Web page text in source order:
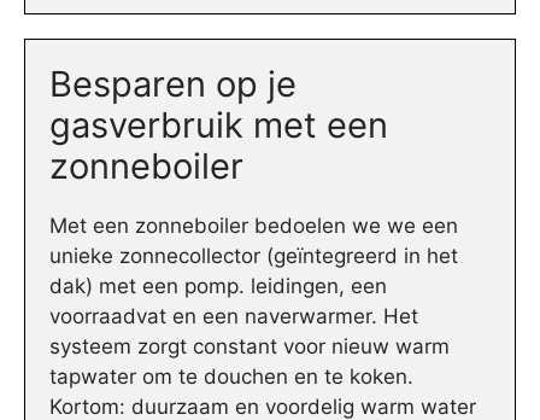
Besparen op je
gasverbruik met een
zonneboiler
Met een zonneboiler bedoelen we we een
unieke zonnecollector (geïntegreerd in het
dak) met een pomp. leidingen, een
voorraadvat en een naverwarmer. Het
systeem zorgt constant voor nieuw warm
tapwater om te douchen en te koken.
Kortom: duurzaam en voordelig warm water